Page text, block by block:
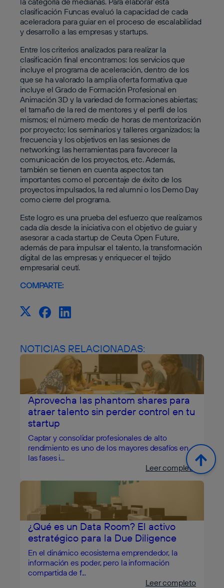
clasificación Funcas evaluó la capacidad de cada
aceleradora para guiar en el proceso de escalabilidad
y desarrollo a las empresas y startups.
Entre los criterios analizados para realizar la
clasificación final encontramos: los servicios que
incluye el programa de aceleración, dentro de los
que se ha valorado la amplia oferta formativa que
incluye el Grado de Formación Profesional en
Animación 3D y la variedad de formaciones abiertas;
el tamaño de la red de mentores y el perfil de los
mismos; el número medio de horas de mentorización
por proyecto; los seminarios y talleres organizados; la
frecuencia y los objetivos en las sesiones de
networking; las herramientas para favorecer la
comunicación de los proyectos, etc. Además,
también se tienen en cuenta aspectos tan
importantes como el porcentaje de éxito de los
proyectos impulsados, la red alumni o los Demo Day
como cierre del programa.
Este logro es una prueba del esfuerzo que realizamos
cada día desde la iniciativa con el objetivo de guiar y
asesorar a cada startup de Ceuta Open Future,
además de para impulsar el talento, la transformación
digital de las empresas y enriquecer el tejido
empresarial ceutí.
COMPARTE:
NOTICIAS RELACIONADAS:
Aprovecha las phantom shares para
atraer talento sin perder control en tu
startup
Captar y consolidar profesionales de alto
rendimiento es uno de los mayores desafíos en
las fases i...
Leer completo
¿Qué es un Data Room? El activo
estratégico para la Due Diligence
En el dinámico ecosistema emprendedor, la
información es poder, pero la información
compartida de f...
Leer completo